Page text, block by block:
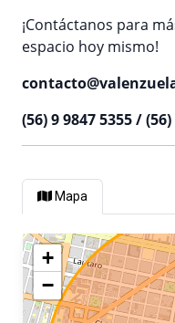
¡Contáctanos para
espacio hoy mismo!
(56) 9 9847 5355 /
Mapa
+
−